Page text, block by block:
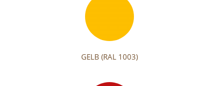
GELB (RAL 1003)